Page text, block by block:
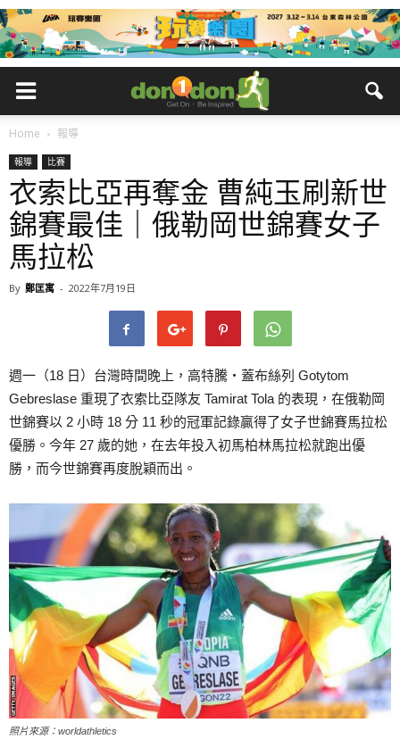
Home 報導
報導 比賽
衣索比亞再奪金 曹純玉刷新世
錦賽最佳｜俄勒岡世錦賽女子
馬拉松
By 鄭匡寓 - 2022年7月19日
週一（18 日）台灣時間晚上，高特騰‧蓋布絲列 Gotytom
Gebreslase 重現了衣索比亞隊友 Tamirat Tola 的表現，在俄勒岡
世錦賽以 2 小時 18 分 11 秒的冠軍記錄贏得了女子世錦賽馬拉松
優勝。今年 27 歲的她，在去年投入初馬柏林馬拉松就跑出優
勝，而今世錦賽再度脫穎而出。
照片來源：worldathletics